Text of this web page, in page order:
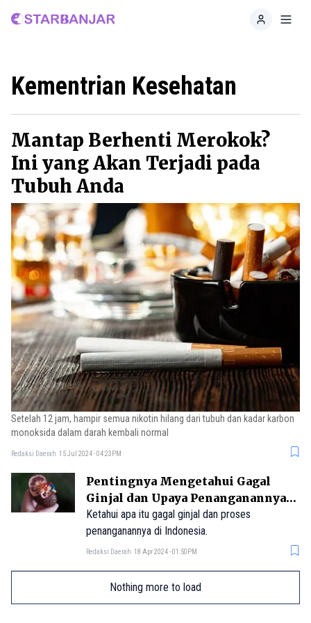
Home
Kementrian Kesehatan
Mantap Berhenti Merokok?
Ini yang Akan Terjadi pada
Tubuh Anda
Setelah 12 jam, hampir semua nikotin hilang dari tubuh dan kadar karbon
monoksida dalam darah kembali normal
Redaksi Daerah 15 Jul 2024 - 04:23PM
Pentingnya Mengetahui Gagal
Ginjal dan Upaya Penanganannya
di Indonesia
Ketahui apa itu gagal ginjal dan proses
penanganannya di Indonesia.
Redaksi Daerah 18 Apr 2024 - 01:50PM
Nothing more to load